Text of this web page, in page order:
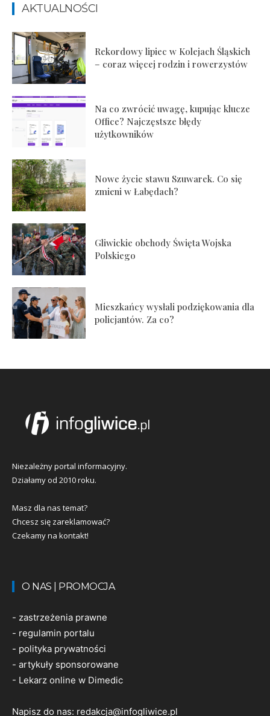
AKTUALNOŚCI
Rekordowy lipiec w Kolejach Śląskich
– coraz więcej rodzin i rowerzystów
Na co zwrócić uwagę, kupując klucze
Office? Najczęstsze błędy
użytkowników
Nowe życie stawu Szuwarek. Co się
zmieni w Łabędach?
Gliwickie obchody Święta Wojska
Polskiego
Mieszkańcy wysłali podziękowania dla
policjantów. Za co?
Niezależny portal informacyjny.
Działamy od 2010 roku.
Masz dla nas temat?
Chcesz się zareklamować?
Czekamy na kontakt!
O NAS | PROMOCJA
- zastrzeżenia prawne
- regulamin portalu
- polityka prywatności
- artykuły sponsorowane
- Lekarz online w Dimedic
Napisz do nas: redakcja@infogliwice.pl